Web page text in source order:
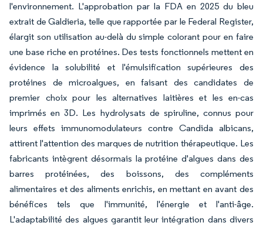
l'environnement. L'approbation par la FDA en 2025 du bleu
extrait de Galdieria, telle que rapportée par le Federal Register,
élargit son utilisation au-delà du simple colorant pour en faire
une base riche en protéines. Des tests fonctionnels mettent en
évidence la solubilité et l'émulsification supérieures des
protéines de microalgues, en faisant des candidates de
premier choix pour les alternatives laitières et les en-cas
imprimés en 3D. Les hydrolysats de spiruline, connus pour
leurs effets immunomodulateurs contre Candida albicans,
attirent l'attention des marques de nutrition thérapeutique. Les
fabricants intègrent désormais la protéine d'algues dans des
barres protéinées, des boissons, des compléments
alimentaires et des aliments enrichis, en mettant en avant des
bénéfices tels que l'immunité, l'énergie et l'anti-âge.
L'adaptabilité des algues garantit leur intégration dans divers